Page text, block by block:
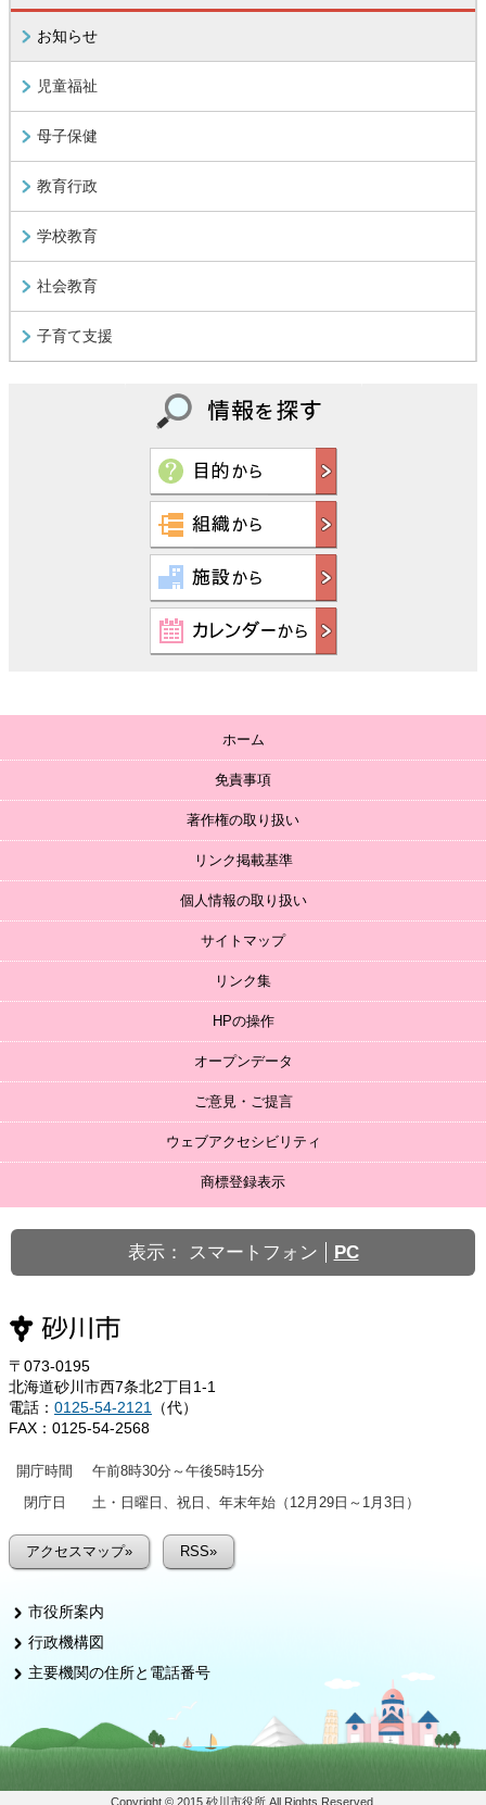
お知らせ
児童福祉
母子保健
教育行政
学校教育
社会教育
子育て支援
ホーム
免責事項
著作権の取り扱い
リンク掲載基準
個人情報の取り扱い
サイトマップ
リンク集
HPの操作
オープンデータ
ご意見・ご提言
ウェブアクセシビリティ
商標登録表示
表示： スマートフォン PC
〒073-0195
北海道砂川市西7条北2丁目1-1
電話： 0125-54-2121
（代）
FAX：0125-54-2568
開庁時間
午前8時30分～午後5時15分
閉庁日
土・日曜日、祝日、年末年始（12月29日～1月3日）
アクセスマップ» RSS»
市役所案内
行政機構図
主要機関の住所と電話番号
Copyright © 2015 砂川市役所 All Rights Reserved.